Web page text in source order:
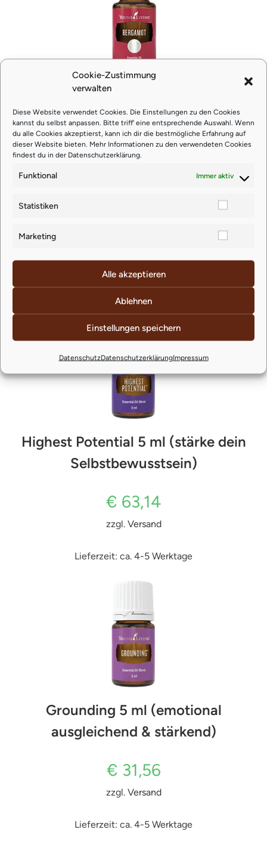
Cookie-Zustimmung
verwalten
Diese Website verwendet Cookies. Die Einstellungen zu den Cookies
kannst du selbst anpassen. Bitte triff' eine entsprechende Auswahl. Wenn
du alle Cookies akzeptierst, kann ich dir die bestmögliche Erfahrung auf
dieser Website bieten. Mehr Informationen zu den verwendeten Cookies
findest du in der Datenschutzerklärung
Funktional Immer aktiv
Statistiken
Marketing
Alle akzeptieren
Ablehnen
Einstellungen speichern
DatenschutzDatenschutzerklärungImpressum
Bergamotte 15 ml (hellt die
Stimmung auf)
€47,35
Ähnliche Produkte
Highest Potential 5 ml (stärke dein
Selbstbewusstsein)
€ 63,14
zzgl. Versand
Lieferzeit: ca. 4-5 Werktage
Grounding 5 ml (emotional
ausgleichend & stärkend)
€ 31,56
zzgl. Versand
Lieferzeit: ca. 4-5 Werktage